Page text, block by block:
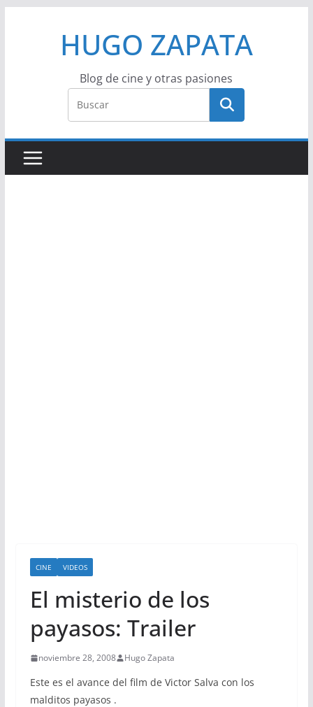
HUGO ZAPATA
Blog de cine y otras pasiones
CINE VIDEOS
El misterio de los
payasos: Trailer
noviembre 28, 2008 Hugo Zapata
Este es el avance del film de Victor Salva con los
malditos payasos .